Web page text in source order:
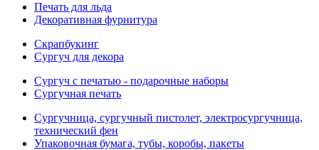
Печать для льда
Декоративная фурнитура
Скрапбукинг
Сургуч для декора
Сургуч с печатью - подарочные наборы
Сургучная печать
Сургучница, сургучный пистолет, электросургучница,
технический фен
Упаковочная бумага, тубы, коробы, пакеты